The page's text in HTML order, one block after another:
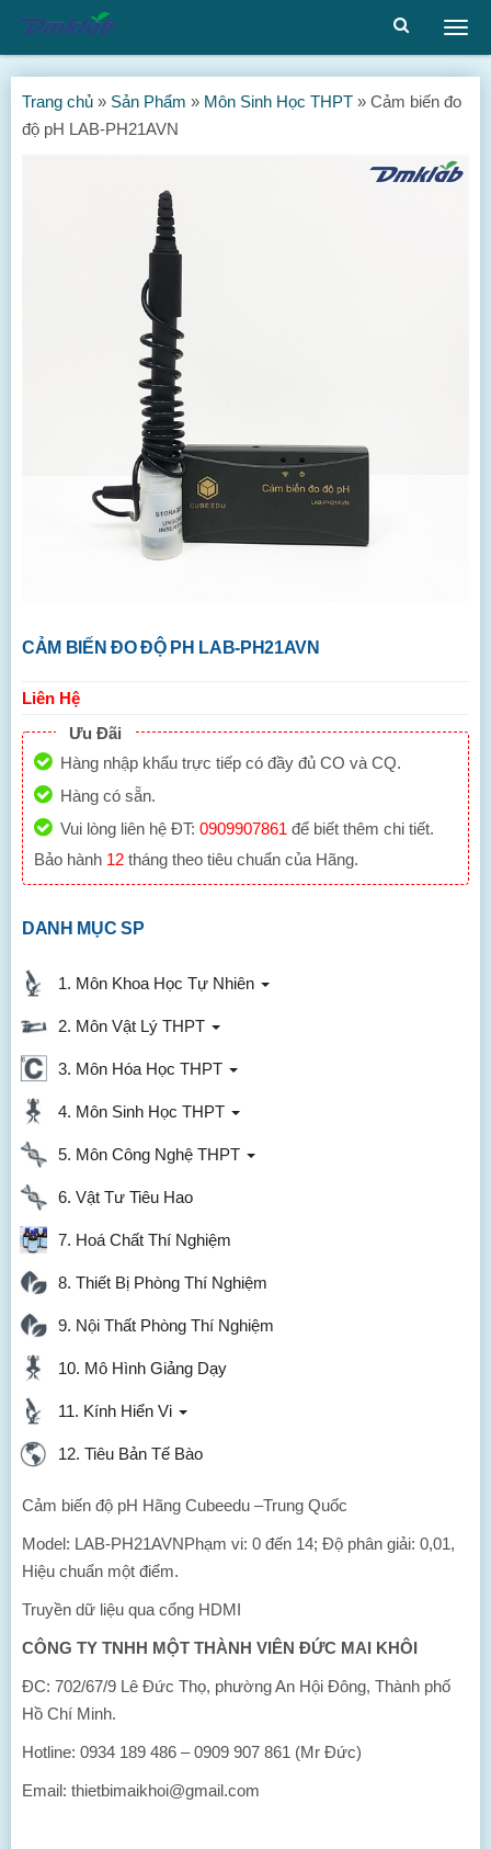
Trang chủ » Sản Phẩm » Môn Sinh Học THPT » Cảm biến đo
độ pH LAB-PH21AVN
CẢM BIẾN ĐO ĐỘ PH LAB-PH21AVN
Liên Hệ
Ưu Đãi
Hàng nhập khẩu trực tiếp có đầy đủ CO và CQ.
Hàng có sẵn.
Vui lòng liên hệ ĐT: 0909907861 để biết thêm chi tiết.
Bảo hành 12 tháng theo tiêu chuẩn của Hãng.
DANH MỤC SP
1. Môn Khoa Học Tự Nhiên
2. Môn Vật Lý THPT
3. Môn Hóa Học THPT
4. Môn Sinh Học THPT
5. Môn Công Nghệ THPT
6. Vật Tư Tiêu Hao
7. Hoá Chất Thí Nghiệm
8. Thiết Bị Phòng Thí Nghiệm
9. Nội Thất Phòng Thí Nghiệm
10. Mô Hình Giảng Dạy
11. Kính Hiển Vi
12. Tiêu Bản Tế Bào
Cảm biến độ pH Hãng Cubeedu –Trung Quốc
Model: LAB-PH21AVNPhạm vi: 0 đến 14; Độ phân giải: 0,01,
Hiệu chuẩn một điểm.
Truyền dữ liệu qua cổng HDMI
CÔNG TY TNHH MỘT THÀNH VIÊN ĐỨC MAI KHÔI
ĐC: 702/67/9 Lê Đức Thọ, phường An Hội Đông, Thành phố
Hồ Chí Minh.
Hotline: 0934 189 486 – 0909 907 861 (Mr Đức)
Email: thietbimaikhoi@gmail.com